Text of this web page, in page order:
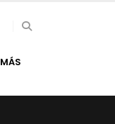
MÁS